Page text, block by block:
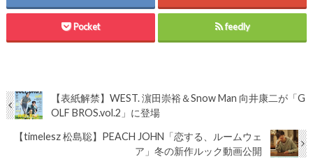
Pocket feedly
【表紙解禁】WEST. 濵田崇裕＆Snow Man 向井康二が「G
OLF BROS.vol.2」に登場
【timelesz 松島聡】PEACH JOHN「恋する、ルームウェ
ア」冬の新作ルック動画公開